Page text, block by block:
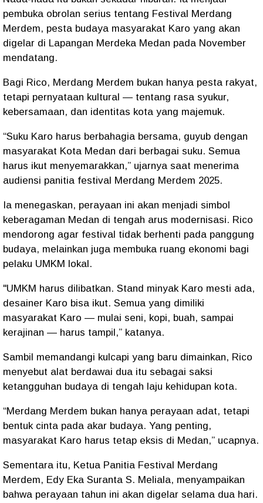
pembuka obrolan serius tentang Festival Merdang
Merdem, pesta budaya masyarakat Karo yang akan
digelar di Lapangan Merdeka Medan pada November
mendatang.
Bagi Rico, Merdang Merdem bukan hanya pesta rakyat,
tetapi pernyataan kultural — tentang rasa syukur,
kebersamaan, dan identitas kota yang majemuk.
“Suku Karo harus berbahagia bersama, guyub dengan
masyarakat Kota Medan dari berbagai suku. Semua
harus ikut menyemarakkan,” ujarnya saat menerima
audiensi panitia festival Merdang Merdem 2025.
Ia menegaskan, perayaan ini akan menjadi simbol
keberagaman Medan di tengah arus modernisasi. Rico
mendorong agar festival tidak berhenti pada panggung
budaya, melainkan juga membuka ruang ekonomi bagi
pelaku UMKM lokal.
"UMKM harus dilibatkan. Stand minyak Karo mesti ada,
desainer Karo bisa ikut. Semua yang dimiliki
masyarakat Karo — mulai seni, kopi, buah, sampai
kerajinan — harus tampil,” katanya.
Sambil memandangi kulcapi yang baru dimainkan, Rico
menyebut alat berdawai dua itu sebagai saksi
ketangguhan budaya di tengah laju kehidupan kota.
“Merdang Merdem bukan hanya perayaan adat, tetapi
bentuk cinta pada akar budaya. Yang penting,
masyarakat Karo harus tetap eksis di Medan,” ucapnya.
Sementara itu, Ketua Panitia Festival Merdang
Merdem, Edy Eka Suranta S. Meliala, menyampaikan
bahwa perayaan tahun ini akan digelar selama dua hari.